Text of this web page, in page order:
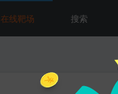
在线靶场 搜索